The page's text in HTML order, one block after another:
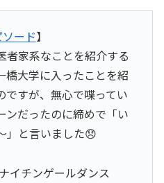
ード】
者家系なことを紹介する
橋大学に入ったことを紹
ですが、無心で喋ってい
ンだったのに締めで「い
」と言いました😞
チンゲールダンス